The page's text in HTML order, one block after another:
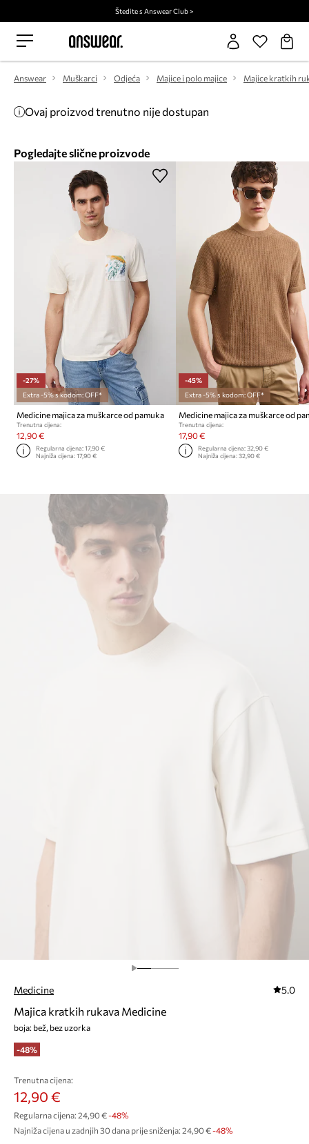
Štedite s Answear Club >
Answear Muškarci Odjeća Majice i polo majice Majice kratkih
Ovaj proizvod trenutno nije dostupan
Pogledajte slične proizvode
-27%
Extra -5% s kodom: OFF*
Medicine majica za muškarce od pamuka
Trenutna cijena:
12,90 €
Regularna cijena:17,90 €
Najniža cijena:17,90 €
-45%
Extra -5% s kodom: OFF*
Medicine majica za muškarce od
Trenutna cijena:
17,90 €
Regularna cijena: 32,90 €
Najniža cijena: 32,90 €
Medicine 5.0
Majica kratkih rukava Medicine
boja: bež, bez uzorka
-48%
Trenutna cijena:
12,90 €
Regularna cijena: 24,90 €-48%
Najniža cijena u zadnjih 30 dana prije sniženja: 24,90 € -48%